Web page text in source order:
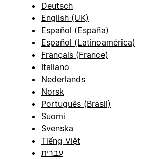
Deutsch
English (UK)
Español (España)
Español (Latinoamérica)
Français (France)
Italiano
Nederlands
Norsk
Português (Brasil)
Suomi
Svenska
Tiếng Việt
עברית